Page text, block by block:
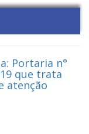
Portaria n°
que trata
atenção